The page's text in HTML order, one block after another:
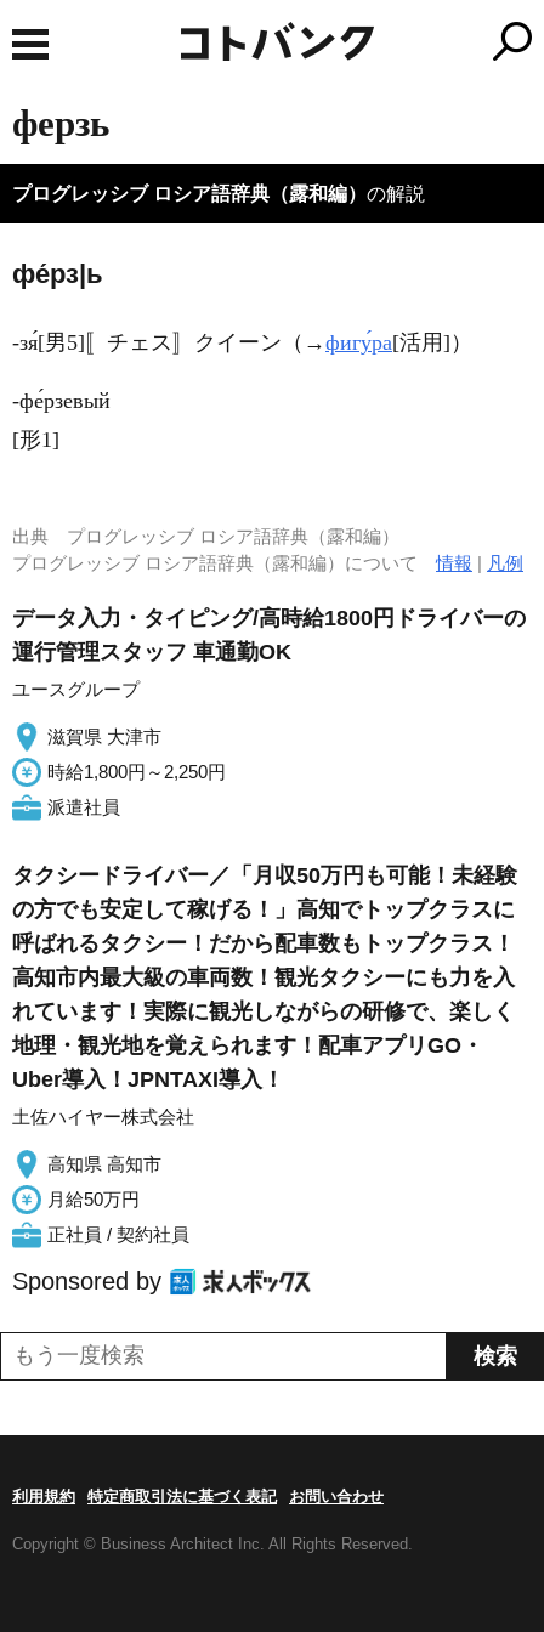
ферзь
プログレッシブ ロシア語辞典（露和編） の解説
фе́рз|ь
-зя́[男5]〚チェス〛クイーン（→фигу́ра[活用]）
‐фе́рзевый
[形1]
出典 プログレッシブ ロシア語辞典（露和編）
プログレッシブ ロシア語辞典（露和編）について情報 | 凡例
データ入力・タイピング/高時給1800円ドライバーの
運行管理スタッフ 車通勤OK
ユースグループ
滋賀県 大津市
時給1,800円～2,250円
派遣社員
タクシードライバー／「月収50万円も可能！未経験
の方でも安定して稼げる！」高知でトップクラスに
呼ばれるタクシー！だから配車数もトップクラス！
高知市内最大級の車両数！観光タクシーにも力を入
れています！実際に観光しながらの研修で、楽しく
地理・観光地を覚えられます！配車アプリGO・
Uber導入！JPNTAXI導入！
土佐ハイヤー株式会社
高知県 高知市
月給50万円
正社員 / 契約社員
Sponsored by
利用規約 特定商取引法に基づく表記 お問い合わせ
Copyright © Business Architect Inc. All Rights Reserved.